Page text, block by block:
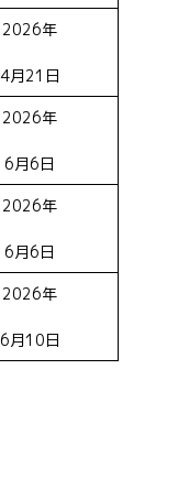
2026年
4月21日
2026年
6月6日
2026年
6月6日
2026年
6月10日